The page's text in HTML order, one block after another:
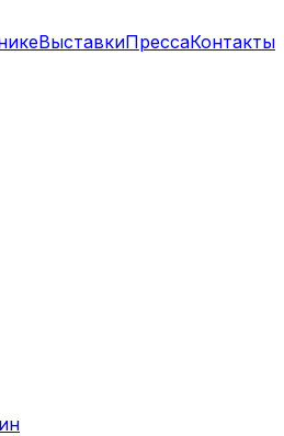
ВыставкиПрессаКонтакты